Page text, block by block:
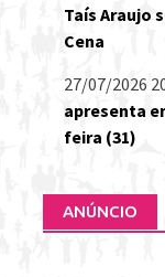
Taís Araujo
Cena
27/07/2026
apresenta
feira (31)
ANÚNCIO